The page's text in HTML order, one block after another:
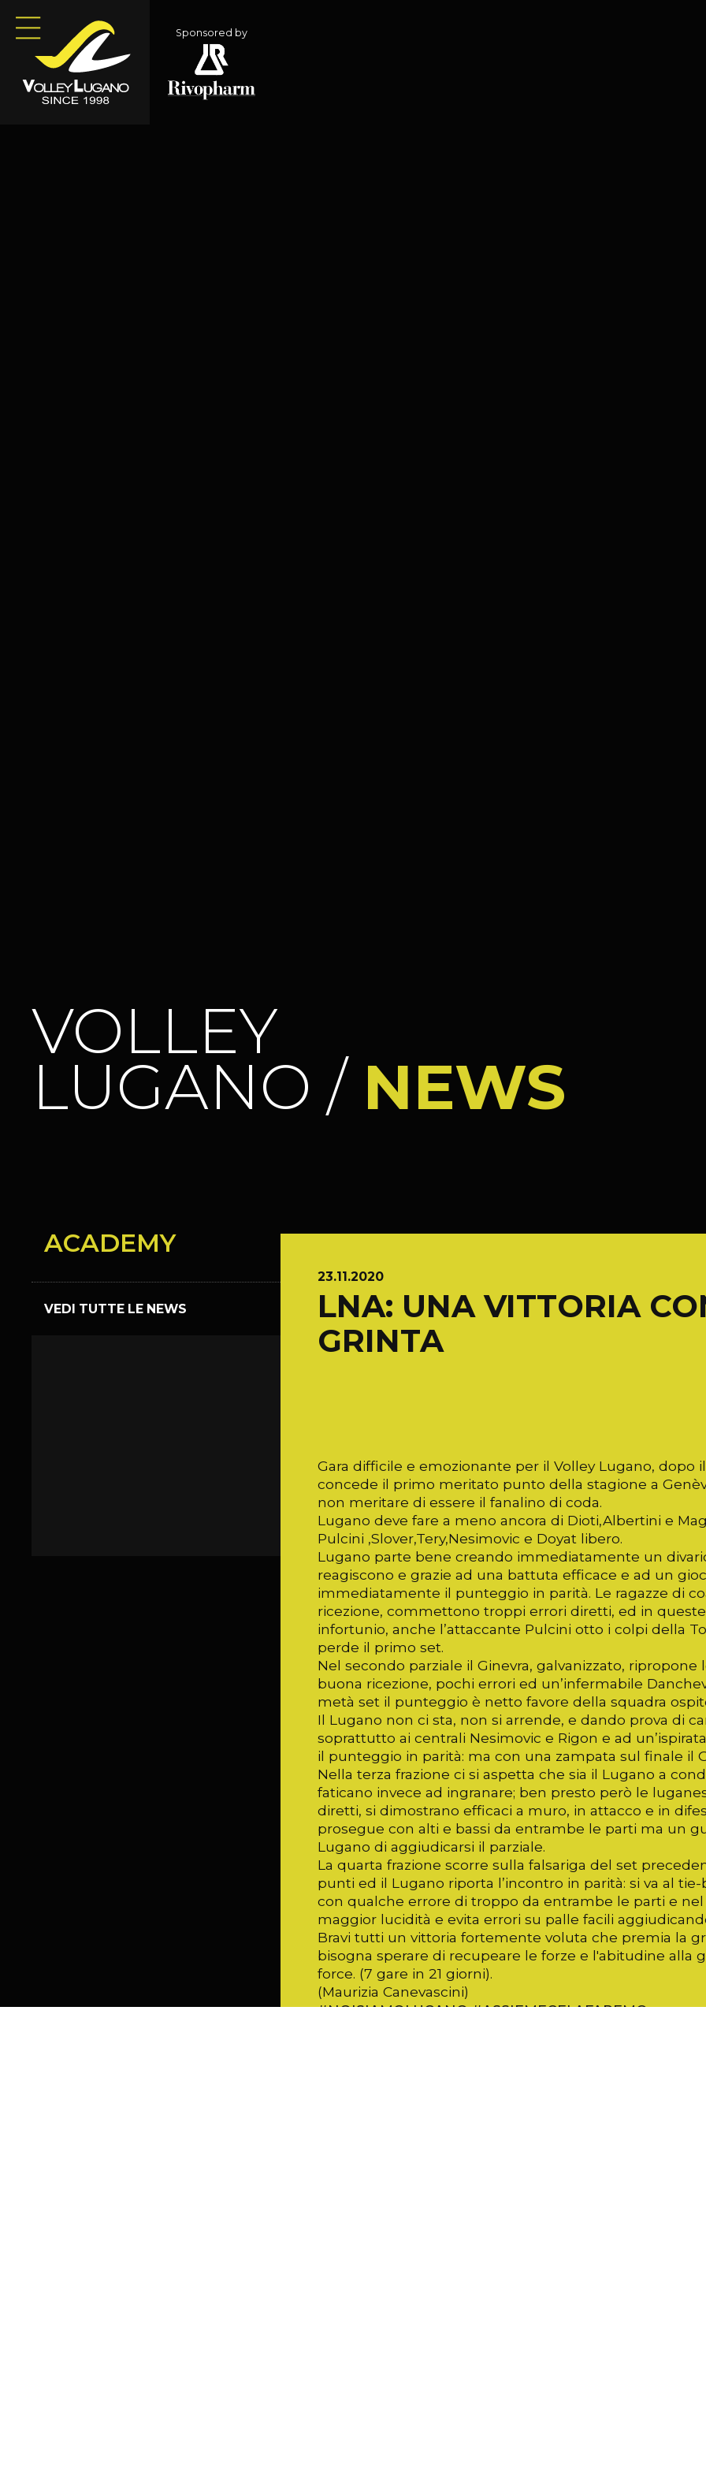
Sponsored by
VOLLEY
LUGANO / NEWS
ACADEMY
VEDI TUTTE LE NEWS
23.11.2020
LNA: UNA VITTORIA
GRINTA
Gara difficile e emozionante per il Volley Lugano, dopo
concede il primo meritato punto della stagione a
non meritare di essere il fanalino di coda.
Lugano deve fare a meno ancora di Dioti,Albertini e
Pulcini ,Slover,Tery,Nesimovic e Doyat libero.
Lugano parte bene creando immediatamente un
reagiscono e grazie ad una battuta efficace e ad un
immediatamente il punteggio in parità. Le ragazze di
ricezione, commettono troppi errori diretti, ed in queste
infortunio, anche l’attaccante Pulcini otto i colpi della
perde il primo set.
Nel secondo parziale il Ginevra, galvanizzato, ripropone
buona ricezione, pochi errori ed un’infermabile
metà set il punteggio è netto favore della squadra ospite
Il Lugano non ci sta, non si arrende, e dando prova di
soprattutto ai centrali Nesimovic e Rigon e ad
il punteggio in parità: ma con una zampata sul finale il
Nella terza frazione ci si aspetta che sia il Lugano a
faticano invece ad ingranare; ben presto però le
diretti, si dimostrano efficaci a muro, in attacco e in
prosegue con alti e bassi da entrambe le parti ma un
Lugano di aggiudicarsi il parziale.
La quarta frazione scorre sulla falsariga del set
punti ed il Lugano riporta l’incontro in parità: si va al tie-
con qualche errore di troppo da entrambe le parti e
maggior lucidità e evita errori su palle facili
Bravi tutti un vittoria fortemente voluta che premia la
bisogna sperare di recupeare le forze e l'abitudine alla
force. (7 gare in 21 giorni).
(Maurizia Canevascini)
#NOISIAMOLUGANO #ASSIEMECELAFAREMO